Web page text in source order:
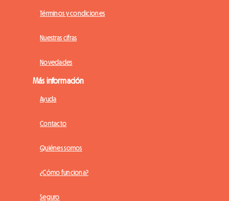
Términos y condiciones
Nuestras cifras
Novedades
Más información
Ayuda
Contacto
Quiénes somos
¿Cómo funciona?
Seguro